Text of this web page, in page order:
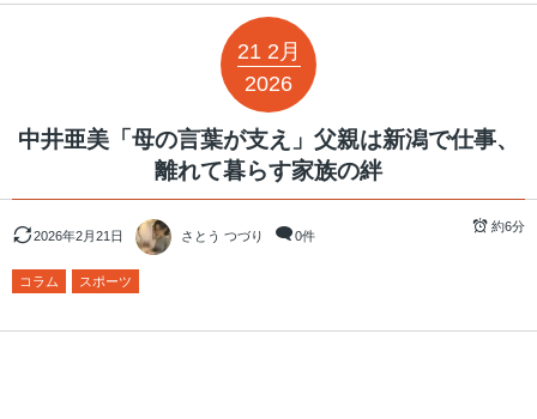
21 2月
2026
中井亜美「母の言葉が支え」父親は新潟で仕事、
離れて暮らす家族の絆
2026年2月21日 さとう つづり 0件
約6分
コラム スポーツ